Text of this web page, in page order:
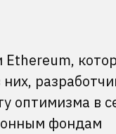
оптимизма в
фондам